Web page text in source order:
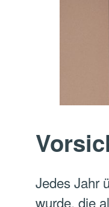
Jedes Jahr
wurde, die